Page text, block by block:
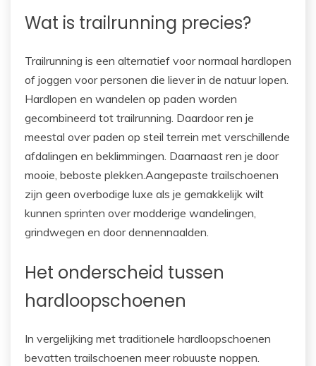
Wat is trailrunning precies?
Trailrunning is een alternatief voor normaal hardlopen
of joggen voor personen die liever in de natuur lopen.
Hardlopen en wandelen op paden worden
gecombineerd tot trailrunning. Daardoor ren je
meestal over paden op steil terrein met verschillende
afdalingen en beklimmingen. Daarnaast ren je door
mooie, beboste plekken.Aangepaste trailschoenen
zijn geen overbodige luxe als je gemakkelijk wilt
kunnen sprinten over modderige wandelingen,
grindwegen en door dennennaalden.
Het onderscheid tussen
hardloopschoenen
In vergelijking met traditionele hardloopschoenen
bevatten trailschoenen meer robuuste noppen.